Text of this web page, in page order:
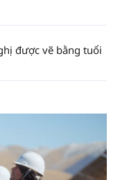
được vẽ bằng tuổi